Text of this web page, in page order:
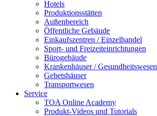
Hotels
Produktionsstätten
Außenbereich
Öffentliche Gebäude
Einkaufszentren / Einzelhandel
Sport- und Freizeiteinrichtungen
Bürogebäude
Krankenhäuser / Gesundheitswesen
Gebetshäuser
Transportwesen
Service
TOA Online Academy
Produkt-Videos und Tutorials